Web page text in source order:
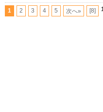
1 2 3 4 5 次へ» [8]